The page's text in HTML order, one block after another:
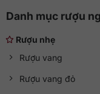
Danh mục rượu
Rượu nhẹ
Rượu vang
Rượu vang đỏ